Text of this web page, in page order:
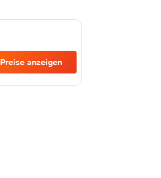
Preise anzeigen